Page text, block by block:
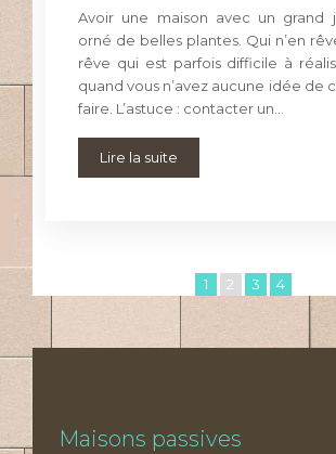
Avoir une maison avec un grand
orné de belles plantes. Qui n’en
rêve qui est parfois difficile à
quand vous n’avez aucune idée de
faire. L’astuce : contacter un…
Lire la suite
1 2 3 4
Maisons passives